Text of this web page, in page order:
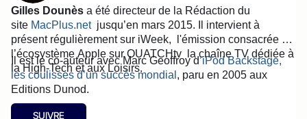
Gilles Dounès a été directeur de la Rédaction du
site MacPlus.netjusqu’en mars 2015. Il intervient à
présent régulièrement sur iWeek, l'émission consacrée à
l’écosystème Apple sur OUATCHtv la chaîne TV dédiée à
la High-Tech et aux Loisirs.
Il est le co-auteur avec Marc Geoffroy d’iPod Backstage,
les coulisses d’un succès mondial , paru en 2005 aux
Editions Dunod.
SUIVRE